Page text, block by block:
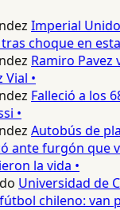
Imperial
choque en
Ramiro Pavez
•
Falleció a los
•
Autobús de
ante furgón que
la vida •
Universidad de
chileno: van